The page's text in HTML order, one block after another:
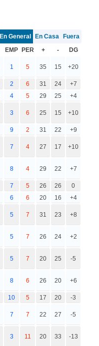
En General En Casa
Fuera
EMP PER + - DG
1 5 35 15 +20
2 6 31 24
+7
4 5 29 25 +4
3 6 25 15 +10
9 2 31 22 +9
7 4 27 17 +10
8 4 29 22 +7
7 5 26 26
0
6 6 20 16 +4
5 7 31 23 +8
5 7 26 24 +2
5 7 20 25 -5
8 6 26 20 +6
10 5 17 20 -3
7 7 22 27 -5
3 11 20 33 -13